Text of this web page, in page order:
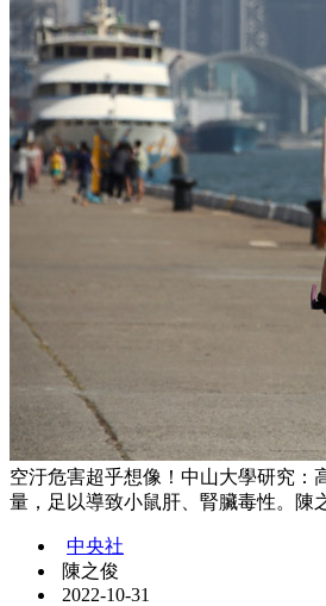
空汙危害超乎想像！中山大學研究：
量，足以導致小鼠肝、腎臟毒性。陳
中央社
陳之俊
2022-10-31